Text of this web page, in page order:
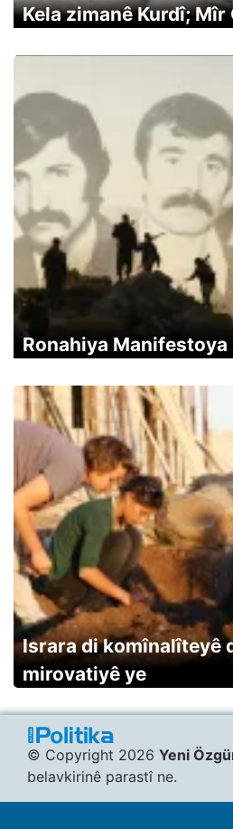
Kela zimanê Kurdî; Mîr
Ronahiya Manifestoya
Israra di komînalîteyê
mirovatiyê ye
© Copyright 2026 Yeni
belavkirinê parastî ne.